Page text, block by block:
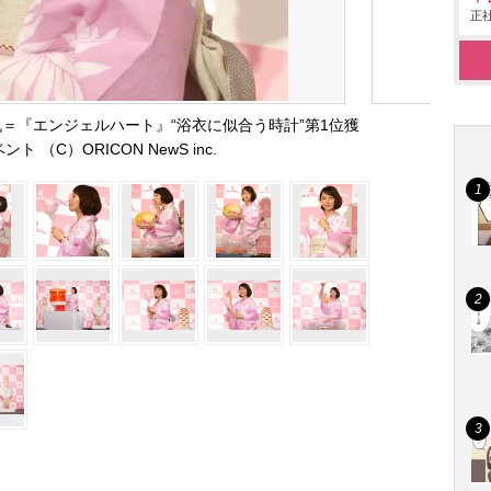
『エンジェルハート』“浴衣に似合う時計”第1位獲
ント （C）ORICON NewS inc.
正